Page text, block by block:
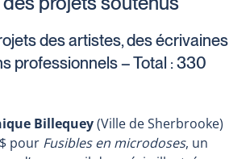
des artistes, des écrivaines
professionnels – Total : 330
Billequey(Ville de Sherbrooke)
pour Fusibles en microdoses, un